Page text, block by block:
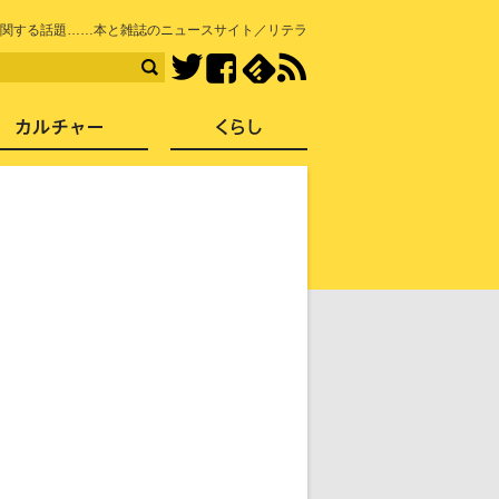
する話題……本と雑誌のニュースサイト／リテラ
TwitterFacebook
社会